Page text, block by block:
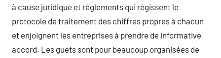
à cause juridique et règlements qui régissent le
protocole de traitement des chiffres propres à chacun
et enjoignent les entreprises à prendre de informative
accord. Les guets sont pour beaucoup organisées de